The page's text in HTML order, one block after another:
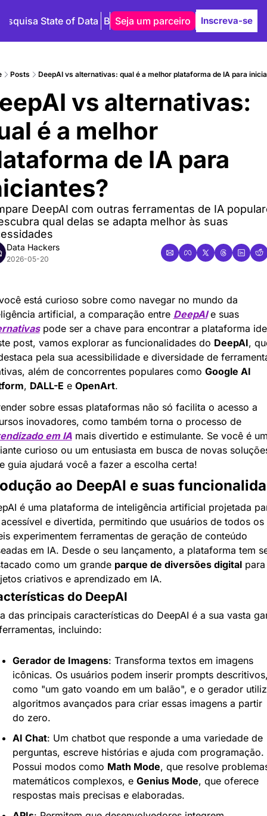
State of Data Blog Autores
Seja um parceiro Inscreva-se
Posts DeepAI vs alternativas: qual é a melhor plataforma de IA para
vs alternativas:
é a melhor
de IA para
DeepAI com outras ferramentas de IA
qual delas se adapta melhor às suas
Data Hackers
2026-05-20
está curioso sobre como navegar no mundo da
artificial, a comparação entre DeepAI
e suas
pode ser a chave para encontrar a plataforma
post, vamos explorar as funcionalidades do DeepAI,
pela sua acessibilidade e diversidade de
além de concorrentes populares como Google AI
, DALL-E e OpenArt.
sobre essas plataformas não só facilita o acesso a
recursos inovadores, como também torna o processo de
em IA mais divertido e estimulante. Se você é
curioso ou um entusiasta em busca de novas
guia ajudará você a fazer a escolha certa!
ao DeepAI e suas
é uma plataforma de inteligência artificial projetada
e divertida, permitindo que usuários de todos os
experimentem ferramentas de geração de conteúdo
em IA. Desde o seu lançamento, a plataforma tem
como um grande parque de diversões digital para
criativos e aprendizado em IA.
do DeepAI
das principais características do DeepAI é a sua vasta
incluindo:
Gerador de Imagens: Transforma textos em imagens
icônicas. Os usuários podem inserir prompts
como "um gato voando em um balão", e o gerador
algoritmos avançados para criar essas imagens a partir
do zero.
AI Chat: Um chatbot que responde a uma variedade de
perguntas, escreve histórias e ajuda com programação.
Possui modos como Math Mode, que resolve
matemáticos complexos, e Genius Mode, que oferece
respostas mais precisas e elaboradas.